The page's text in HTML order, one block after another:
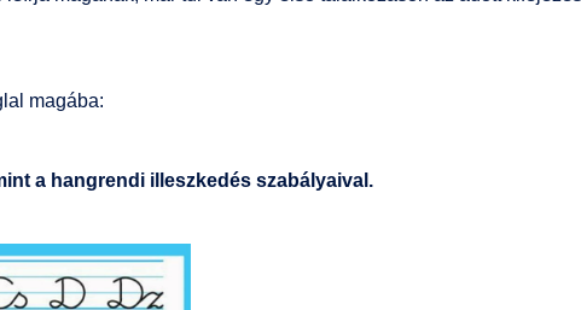
magába:
a hangrendi illeszkedés szabályaival.